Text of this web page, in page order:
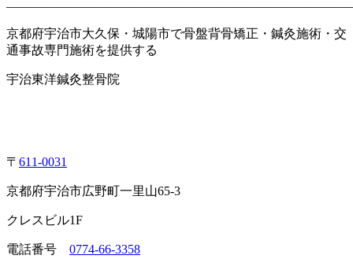
京都府宇治市大久保・城陽市で骨盤背骨矯正・鍼灸施術・交
通事故専門施術を提供する
宇治東洋鍼灸整骨院
〒 611-0031
京都府宇治市広野町一里山65-3
クレスビル1F
電話番号 0774-66-3358